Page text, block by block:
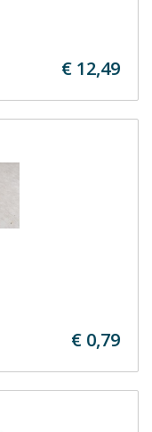
€ 12,49
€ 0,79